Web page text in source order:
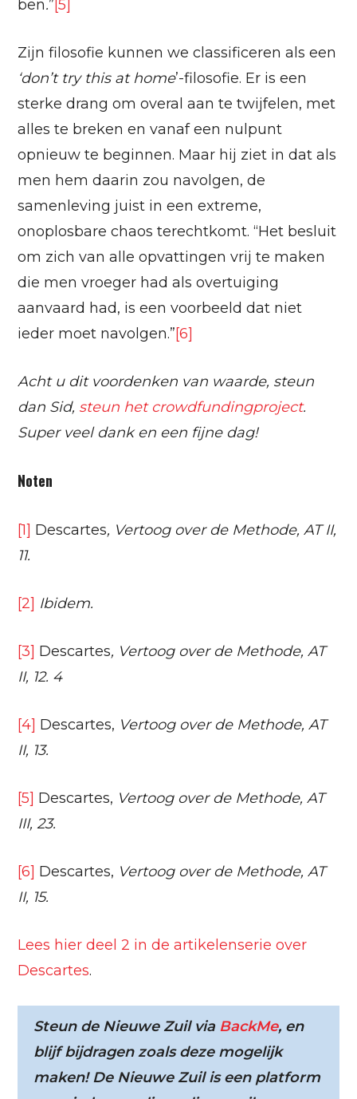
ben.”[5]
Zijn filosofie kunnen we classificeren als een
‘don’t try this at home’-filosofie. Er is een
sterke drang om overal aan te twijfelen, met
alles te breken en vanaf een nulpunt
opnieuw te beginnen. Maar hij ziet in dat als
men hem daarin zou navolgen, de
samenleving juist in een extreme,
onoplosbare chaos terechtkomt. “Het besluit
om zich van alle opvattingen vrij te maken
die men vroeger had als overtuiging
aanvaard had, is een voorbeeld dat niet
ieder moet navolgen.”[6]
Acht u dit voordenken van waarde, steun
dan Sid, steun het crowdfundingproject.
Super veel dank en een fijne dag!
Noten
[1] Descartes, Vertoog over de Methode, AT II,
11.
[2] Ibidem.
[3] Descartes, Vertoog over de Methode, AT
II, 12. 4
[4] Descartes, Vertoog over de Methode, AT
II, 13.
[5] Descartes, Vertoog over de Methode, AT
III, 23.
[6] Descartes, Vertoog over de Methode, AT
II, 15.
Lees hier deel 2 in de artikelenserie over
Descartes.
Steun de Nieuwe Zuil via BackMe, en
blijf bijdragen zoals deze mogelijk
maken! De Nieuwe Zuil is een platform